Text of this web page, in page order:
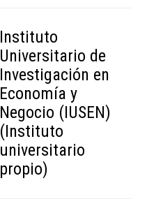
Instituto
Universitario de
Investigación en
Economía y
Negocio (IUSEN)
(Instituto
universitario
propio)